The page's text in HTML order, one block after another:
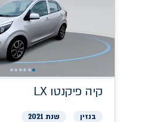
קיה פיקנטו LX
בנזין שנת 2021